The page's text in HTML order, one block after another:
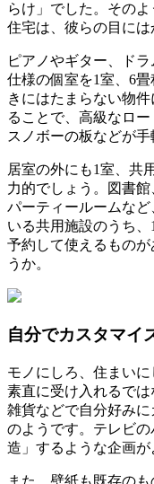
らけ」でした。その
住宅は、彼らの目には
ピアノやギター、ド
仕様の個室を1室、6
きにはたまらない物
ることで、高級なロ
スノボーの板などが手
居室の外にも1室、共
力的でしょう。図書館
パーティールームな
いる共用施設のうち
予約して使えるもの
うか。
自分でカスタマイ
モノにしろ、住まい
素直に受け入れるで
雑貨などで自分好み
のようです。テレビ
造」するような企画が
また、壁紙も既存の